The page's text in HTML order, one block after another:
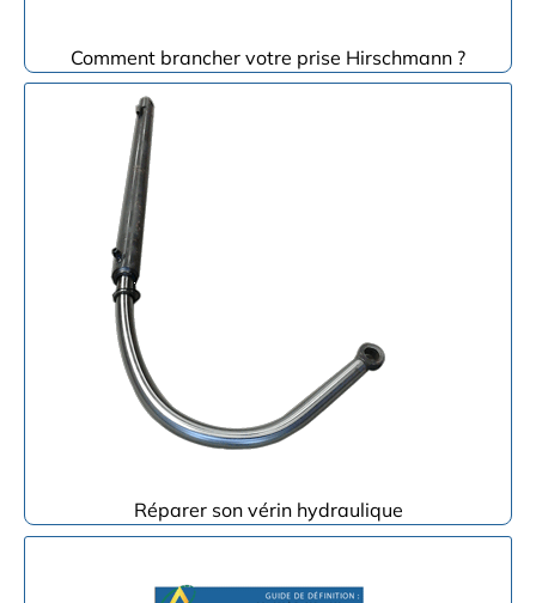
Comment brancher votre prise Hirschmann ?
Réparer son vérin hydraulique